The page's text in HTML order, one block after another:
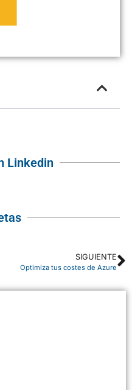
Linkedin
SIGUIENTE
Optimiza tus costes de Azure